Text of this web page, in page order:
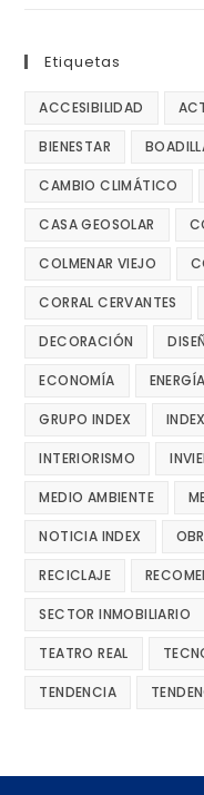
Etiquetas
ACCESIBILIDAD
BIENESTAR
CAMBIO CLIMÁTICO
CASA GEOSOLAR
COLMENAR VIEJO
CORRAL CERVANTES
DECORACIÓN
ECONOMÍA
GRUPO INDEX
INTERIORISMO
MEDIO AMBIENTE
NOTICIA INDEX
RECICLAJE
SECTOR INMOBILIARIO
TEATRO REAL
TENDENCIA